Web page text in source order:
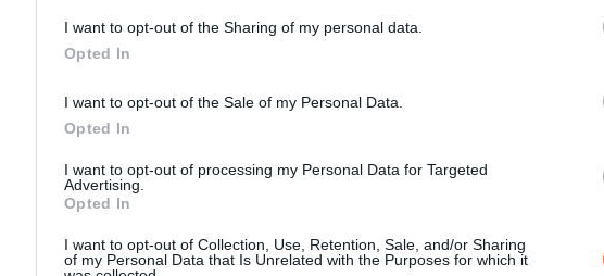
I want to opt-out of the Sharing of my personal data.
Opted In
I want to opt-out of the Sale of my Personal Data.
Opted In
I want to opt-out of processing my Personal Data for Targeted
Advertising.
Opted In
I want to opt-out of Collection, Use, Retention, Sale, and/or Sharing
of my Personal Data that Is Unrelated with the Purposes for which it
próbáljunk meg árnyékba húzódni és elkerülni a dehidratáltságot és a
akár napi másfél liter vizet is megspórolhatunk.
belsejében ivóvíz található. Ez badarság. A kaktuszok belsejében mérgező
még hamarabb kiszáradunk.